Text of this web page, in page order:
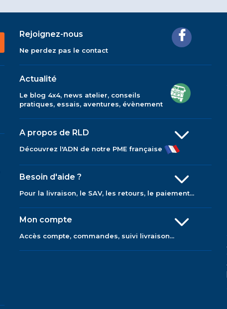
Rejoignez-nous
Ne perdez pas le contact
Actualité
Le blog 4x4, news atelier, conseils
pratiques, essais, aventures, évènement
A propos de RLD
Découvrez l'ADN de notre PME française
Besoin d'aide ?
Pour la livraison, le SAV, les retours, le paiement...
Mon compte
Accès compte, commandes, suivi livraison...